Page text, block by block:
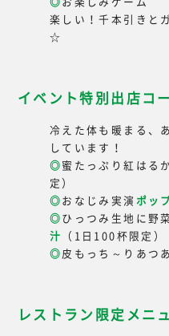
楽しい！千本引きと
☆
イベント特別出店コ
冷えた体も暖まる、
しています！
◎蜜たっぷり紅はる
定）
◎おなじみ実演 ポッ
◎ひっつみ生地に野
汁 （1日100杯限定）
◎皮もっち～りあつ
レストラン限定メニ